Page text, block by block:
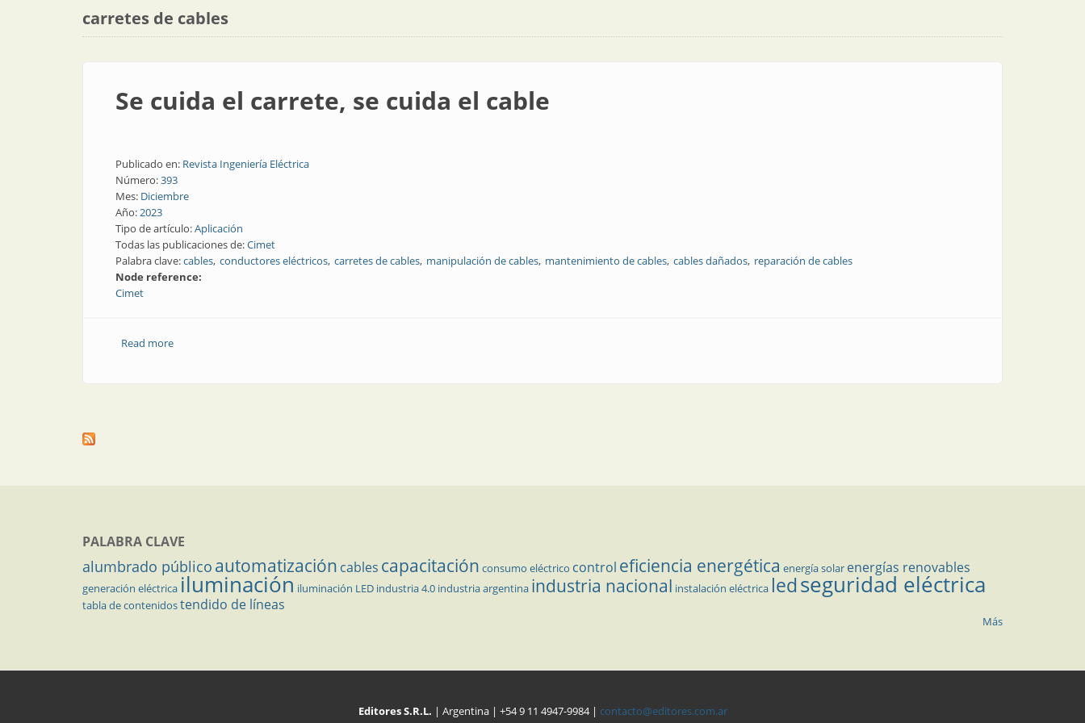
carretes de cables
Se cuida el carrete, se cuida el cable
Publicado en: Revista Ingeniería Eléctrica
Número:393
Mes: Diciembre
Año:2023
Tipo de artículo:Aplicación
Todas las publicaciones de:Cimet
Palabra clave:cables conductores eléctricos carretes de cables manipulación de cables mantenimiento de cables cables dañados reparación de cables
Node reference:
Cimet
Read moreabout Se cuida el carrete, se cuida el cable
PALABRA CLAVE
alumbrado público automatización cables capacitación consumo eléctrico control eficiencia energética energía solar energías renovables
generación eléctrica iluminación iluminación LED industria 4.0 industria argentina industria nacional instalación eléctrica ledseguridad eléctrica
tabla de contenidostendido de líneas
Más
Editores S.R.L. | Argentina | +54 9 11 4947-9984 | contacto@editores.com.ar